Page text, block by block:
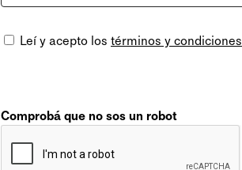
Leí y acepto los términos y condiciones
Comprobá que no sos un robot